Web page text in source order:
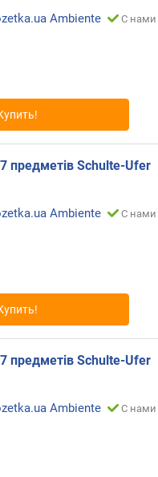
Ambiente С нами
предметів Schulte-Ufer
Ambiente С нами
предметів Schulte-Ufer
Ambiente С нами